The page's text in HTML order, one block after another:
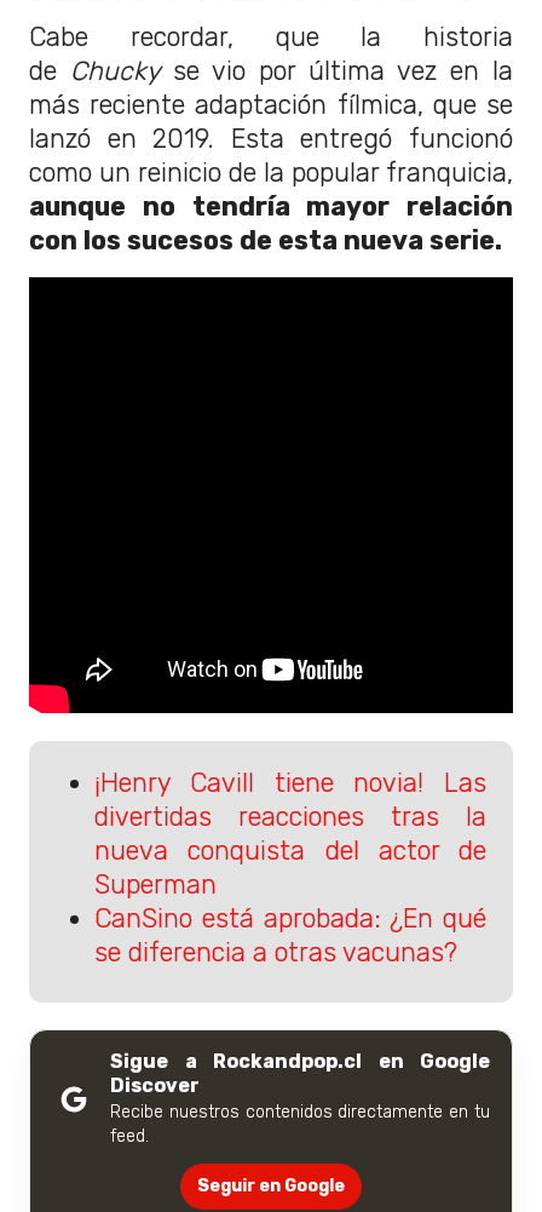
Cabe recordar, que la historia
de Chucky se vio por última vez en la
más reciente adaptación fílmica, que se
lanzó en 2019. Esta entregó funcionó
como un reinicio de la popular franquicia,
aunque no tendría mayor relación
con los sucesos de esta nueva serie.
¡Henry Cavill tiene novia! Las
divertidas reacciones tras la
nueva conquista del actor de
Superman
CanSino está aprobada: ¿En qué
se diferencia a otras vacunas?
Sigue a Rockandpop.cl en Google
Discover
Recibe nuestros contenidos directamente en tu
feed.
Seguir en Google